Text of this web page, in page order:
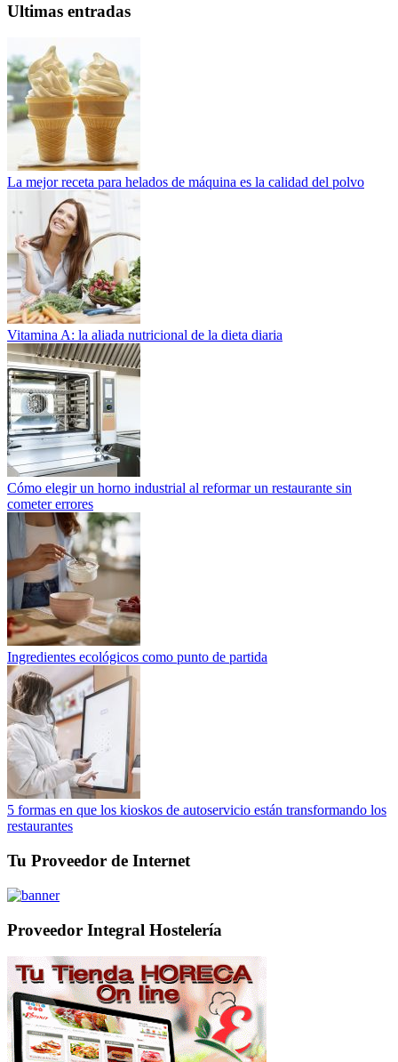
Ultimas entradas
La mejor receta para helados de máquina es la calidad del polvo
Vitamina A: la aliada nutricional de la dieta diaria
Cómo elegir un horno industrial al reformar un restaurante sin
cometer errores
Ingredientes ecológicos como punto de partida
5 formas en que los kioskos de autoservicio están transformando los
restaurantes
Tu Proveedor de Internet
Proveedor Integral Hostelería